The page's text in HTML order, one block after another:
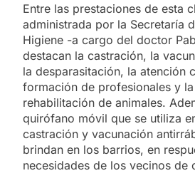
Entre las prestaciones de esta
administrada por la Secretaría
Higiene -a cargo del doctor
destacan la castración, la
la desparasitación, la atención
formación de profesionales y
rehabilitación de animales.
quirófano móvil que se utiliza
castración y vacunación
brindan en los barrios, en
necesidades de los vecinos de